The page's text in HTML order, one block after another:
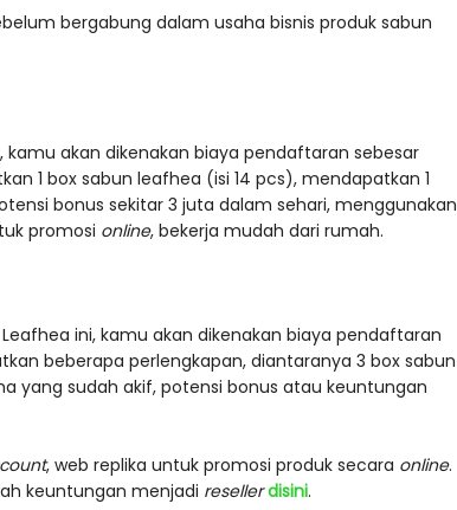
bergabung dalam usaha bisnis produk sabun
akan dikenakan biaya pendaftaran sebesar
1 box sabun leafhea (isi 14 pcs), mendapatkan 1
bonus sekitar 3 juta dalam sehari, menggunakan
promosi online, bekerja mudah dari rumah.
ini, kamu akan dikenakan biaya pendaftaran
beberapa perlengkapan, diantaranya 3 box sabun
yang sudah akif, potensi bonus atau keuntungan
, web replika untuk promosi produk secara online.
keuntungan menjadi reseller disini.